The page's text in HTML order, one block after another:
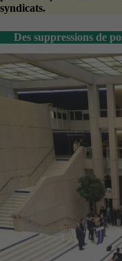
syndicats.
Des suppressions de